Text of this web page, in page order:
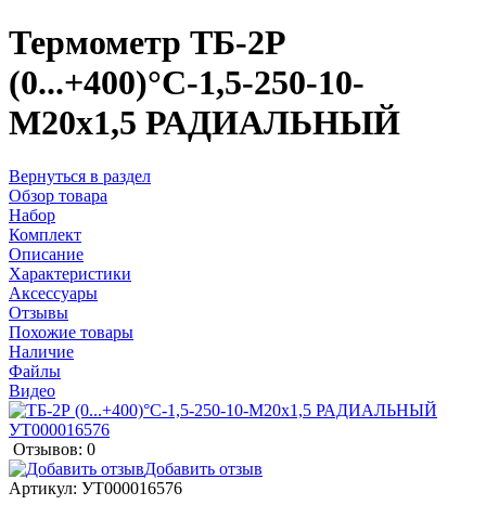
Термометр ТБ-2Р
(0...+400)°С-1,5-250-10-
М20х1,5 РАДИАЛЬНЫЙ
Вернуться в раздел
Обзор товара
Набор
Комплект
Описание
Характеристики
Аксессуары
Отзывы
Похожие товары
Наличие
Файлы
Видео
Отзывов: 0
Добавить отзыв
Артикул: УТ000016576